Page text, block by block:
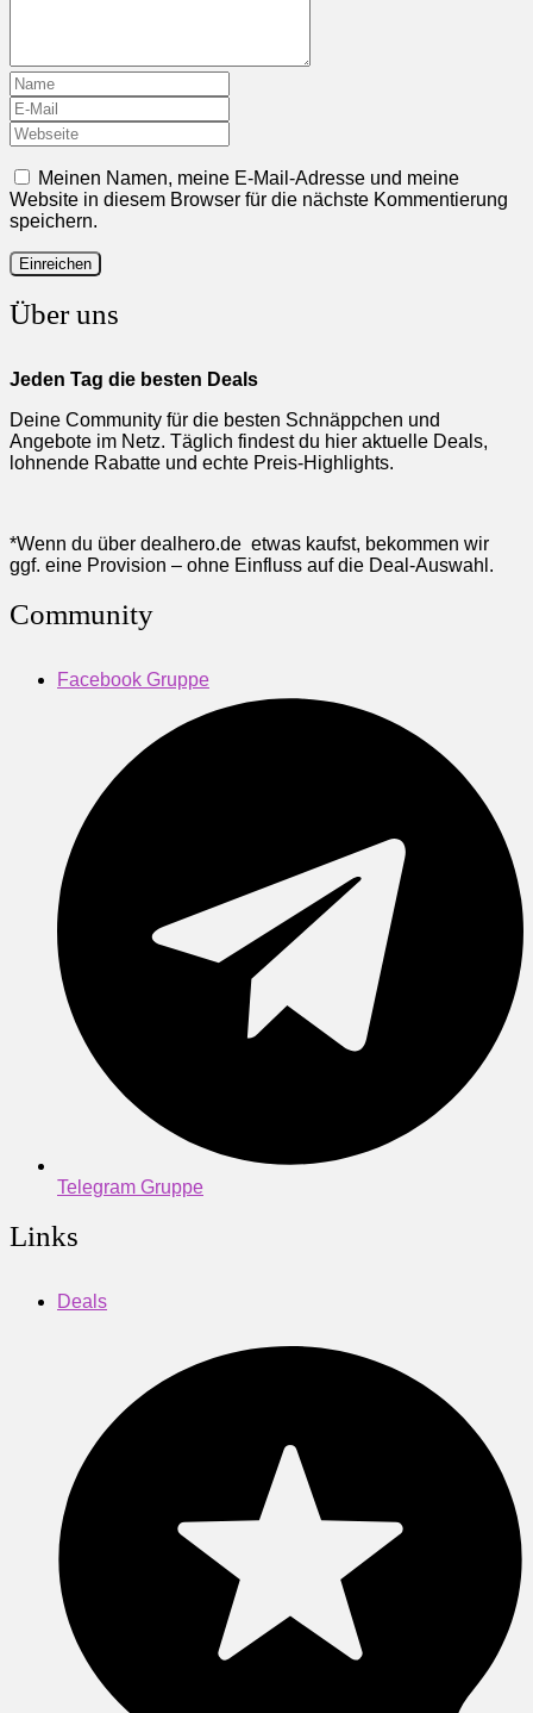
Meinen Namen, meine E-Mail-Adresse und meine
Website in diesem Browser für die nächste Kommentierung
speichern.
Über uns
Jeden Tag die besten Deals
Deine Community für die besten Schnäppchen und
Angebote im Netz. Täglich findest du hier aktuelle Deals,
lohnende Rabatte und echte Preis-Highlights.
*Wenn du über dealhero.de etwas kaufst, bekommen wir
ggf. eine Provision – ohne Einfluss auf die Deal-Auswahl.
Community
Facebook Gruppe
Telegram Gruppe
Links
Deals